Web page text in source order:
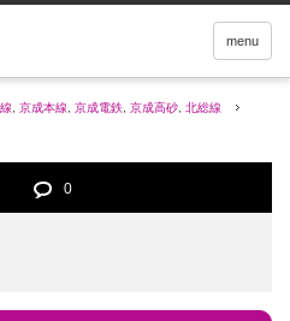
menu
京成本線 京成電鉄 京成高砂 北総線
0